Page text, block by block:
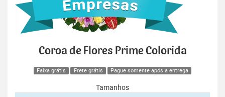
Coroa de Flores Prime Colorida
Faixa grátis Frete grátis Pague somente após a entrega
Tamanhos